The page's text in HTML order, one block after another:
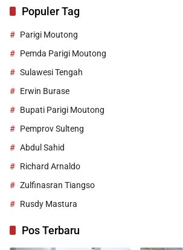
Populer Tag
Parigi Moutong
Pemda Parigi Moutong
Sulawesi Tengah
Erwin Burase
Bupati Parigi Moutong
Pemprov Sulteng
Abdul Sahid
Richard Arnaldo
Zulfinasran Tiangso
Rusdy Mastura
Pos Terbaru